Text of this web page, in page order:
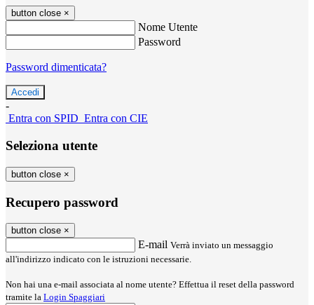
button close ×
Nome Utente
Password
Password dimenticata?
-
Entra con SPID Entra con CIE
Seleziona utente
button close ×
Recupero password
button close ×
E-mail Verrà inviato un messaggio
all'indirizzo indicato con le istruzioni necessarie.
Non hai una e-mail associata al nome utente? Effettua il reset della password
tramite la Login Spaggiari